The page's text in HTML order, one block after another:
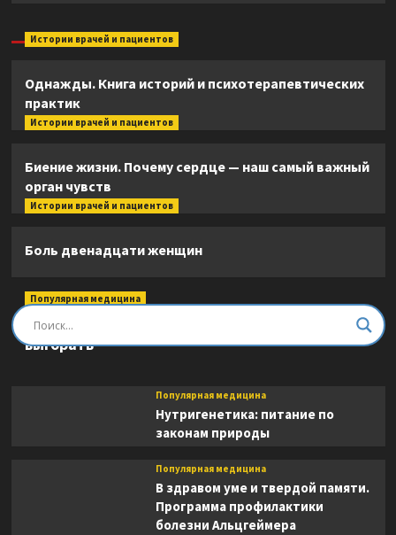
Истории врачей и пациентов
Однажды. Книга историй и психотерапевтических
практик
Истории врачей и пациентов
Биение жизни. Почему сердце — наш самый важный
орган чувств
Истории врачей и пациентов
Боль двенадцати женщин
Популярная медицина
Быть врачом. Как помогать, развиваться и не
выгорать
Популярная медицина
Нутригенетика: питание по
законам природы
Популярная медицина
В здравом уме и твердой памяти.
Программа профилактики
болезни Альцгеймера